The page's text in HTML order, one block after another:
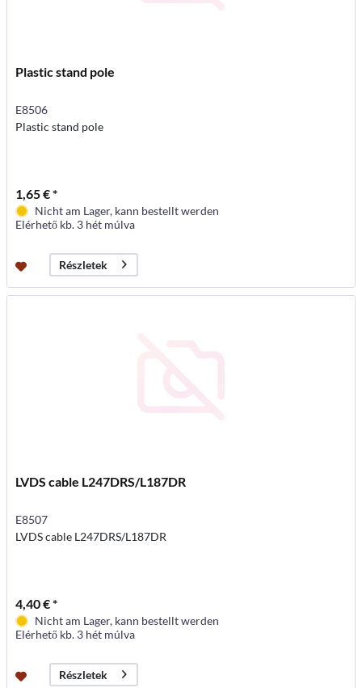
Plastic stand pole
E8506
Plastic stand pole
1,65 € *
Nicht am Lager, kann bestellt werden
Elérhető kb. 3 hét múlva
Részletek
LVDS cable L247DRS/L187DR
E8507
LVDS cable L247DRS/L187DR
4,40 € *
Nicht am Lager, kann bestellt werden
Elérhető kb. 3 hét múlva
Részletek